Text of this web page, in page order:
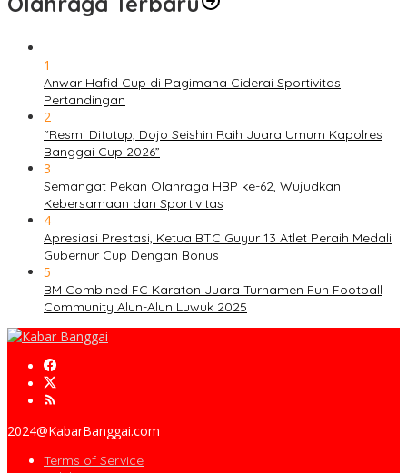
1
Anwar Hafid Cup di Pagimana Ciderai Sportivitas
Pertandingan
2
“Resmi Ditutup, Dojo Seishin Raih Juara Umum Kapolres
Banggai Cup 2026”
3
Semangat Pekan Olahraga HBP ke-62, Wujudkan
Kebersamaan dan Sportivitas
4
Apresiasi Prestasi, Ketua BTC Guyur 13 Atlet Peraih Medali
Gubernur Cup Dengan Bonus
5
BM Combined FC Karaton Juara Turnamen Fun Football
Community Alun-Alun Luwuk 2025
2024@KabarBanggai.com
Terms of Service